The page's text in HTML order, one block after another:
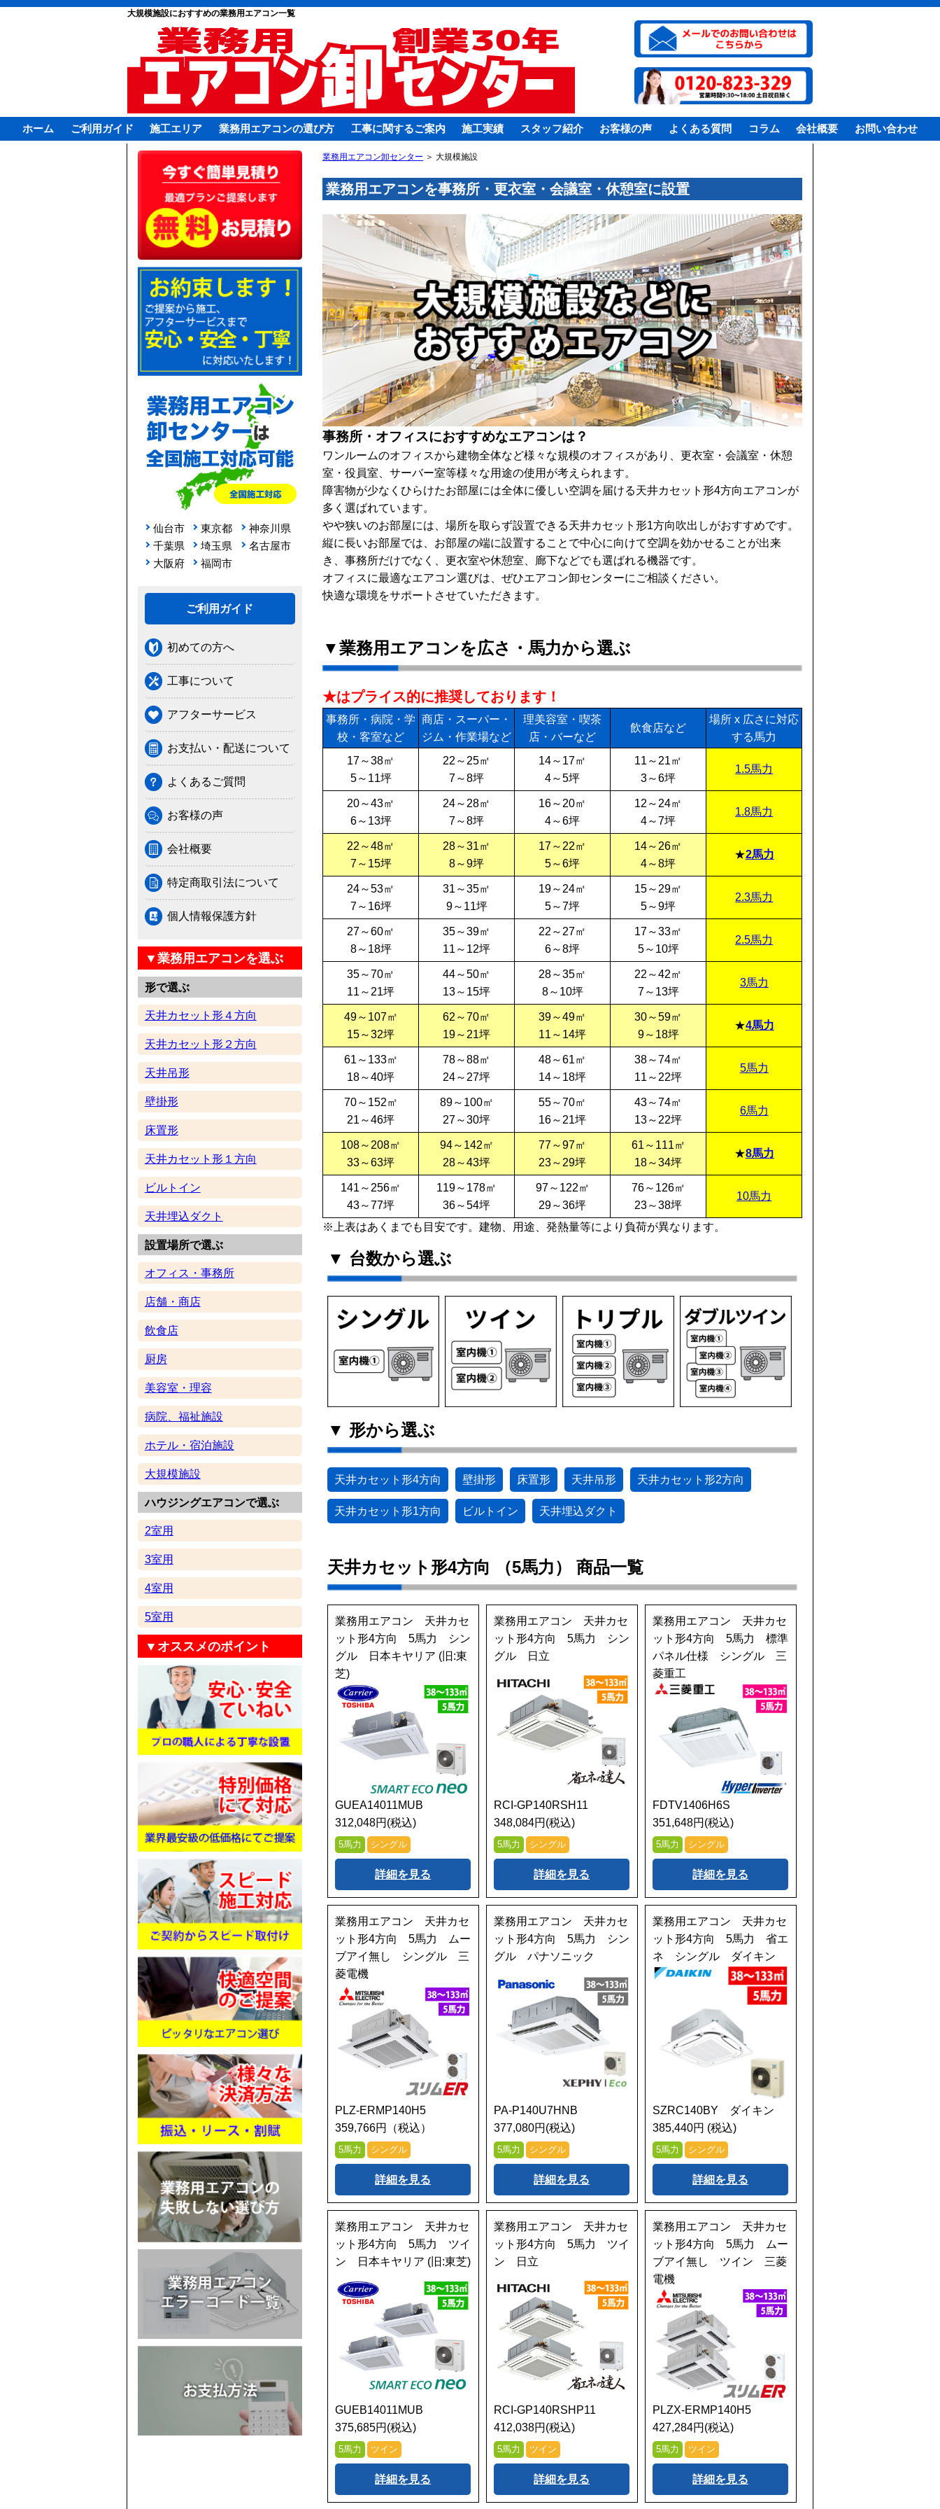
大規模施設におすすめの業務用エアコン一覧
ホーム ご利用ガイド 施工エリア 業務用エアコンの選び方 工事に関するご案内 施工実績 スタッフ紹介 お客様の声 よくある質問 コラム 会社概要 お問い合わせ
仙台市 東京都
神奈川県
千葉県
埼玉県
名古屋市
大阪府
福岡市
ご利用ガイド
初めての方へ
工事について
アフターサービス
お支払い・配送について
よくあるご質問
お客様の声
会社概要
特定商取引法について
個人情報保護方針
▼業務用エアコンを選ぶ
形で選ぶ
天井カセット形４方向
天井カセット形２方向
天井吊形
壁掛形
床置形
天井カセット形１方向
ビルトイン
天井埋込ダクト
設置場所で選ぶ
オフィス・事務所
店舗・商店
飲食店
厨房
美容室・理容
病院、福祉施設
ホテル・宿泊施設
大規模施設
ハウジングエアコンで選ぶ
2室用
3室用
4室用
5室用
▼オススメのポイント
業務用エアコン卸センター ＞ 大規模施設
業務用エアコンを事務所・更衣室・会議室・休憩室に設置
事務所・オフィスにおすすめなエアコンは？
ワンルームのオフィスから建物全体など様々な規模のオフィスがあり、更衣室・会議室・休憩
室・役員室、サーバー室等様々な用途の使用が考えられます。
障害物が少なくひらけたお部屋には全体に優しい空調を届ける天井カセット形4方向エアコンが
多く選ばれています。
やや狭いのお部屋には、場所を取らず設置できる天井カセット形1方向吹出しがおすすめです。
縦に長いお部屋では、お部屋の端に設置することで中心に向けて空調を効かせることが出来
き、事務所だけでなく、更衣室や休憩室、廊下などでも選ばれる機器です。
オフィスに最適なエアコン選びは、ぜひエアコン卸センターにご相談ください。
快適な環境をサポートさせていただきます。
▼業務用エアコンを広さ・馬力から選ぶ
★はプライス的に推奨しております！
事務所・病院・学
校・客室など
商店・スーパー・
ジム・作業場など
理美容室・喫茶
店・バーなど
飲食店など
場所 x 広さに対応
する馬力
17～38㎡
5～11坪
22～25㎡
7～8坪
14～17㎡
4～5坪
11～21㎡
3～6坪
1.5馬力
20～43㎡
6～13坪
24～28㎡
7～8坪
16～20㎡
4～6坪
12～24㎡
4～7坪
1.8馬力
22～48㎡
7～15坪
28～31㎡
8～9坪
17～22㎡
5～6坪
14～26㎡
4～8坪
2馬力
24～53㎡
7～16坪
31～35㎡
9～11坪
19～24㎡
5～7坪
15～29㎡
5～9坪
2.3馬力
27～60㎡
8～18坪
35～39㎡
11～12坪
22～27㎡
6～8坪
17～33㎡
5～10坪
2.5馬力
35～70㎡
11～21坪
44～50㎡
13～15坪
28～35㎡
8～10坪
22～42㎡
7～13坪
3馬力
49～107㎡
15～32坪
62～70㎡
19～21坪
39～49㎡
11～14坪
30～59㎡
9～18坪
4馬力
61～133㎡
18～40坪
78～88㎡
24～27坪
48～61㎡
14～18坪
38～74㎡
11～22坪
5馬力
70～152㎡
21～46坪
89～100㎡
27～30坪
55～70㎡
16～21坪
43～74㎡
13～22坪
6馬力
108～208㎡
33～63坪
94～142㎡
28～43坪
77～97㎡
23～29坪
61～111㎡
18～34坪
8馬力
141～256㎡
43～77坪
119～178㎡
36～54坪
97～122㎡
29～36坪
76～126㎡
23～38坪
10馬力
※上表はあくまでも目安です。建物、用途、発熱量等により負荷が異なります。
▼ 台数から選ぶ
▼ 形から選ぶ
天井カセット形4方向 壁掛形 床置形 天井吊形 天井カセット形2方向
天井カセット形1方向 ビルトイン 天井埋込ダクト
天井カセット形4方向 （5馬力） 商品一覧
業務用エアコン 天井カセ
ット形4方向 5馬力 シン
グル 日本キヤリア (旧:東
芝)
GUEA14011MUB
312,048円(税込)
5馬力 シングル
詳細を見る
業務用エアコン 天井カセ
ット形4方向 5馬力 シン
グル 日立
RCI-GP140RSH11
348,084円(税込)
5馬力 シングル
詳細を見る
業務用エアコン 天井カセ
ット形4方向 5馬力 標準
パネル仕様 シングル 三
菱重工
FDTV1406H6S
351,648円(税込)
5馬力 シングル
詳細を見る
業務用エアコン 天井カセ
ット形4方向 5馬力 ムー
ブアイ無し シングル 三
菱電機
PLZ-ERMP140H5
359,766円（税込）
5馬力 シングル
詳細を見る
業務用エアコン 天井カセ
ット形4方向 5馬力 シン
グル パナソニック
PA-P140U7HNB
377,080円(税込)
5馬力 シングル
詳細を見る
業務用エアコン 天井カセ
ット形4方向 5馬力 省エ
ネ シングル ダイキン
SZRC140BY ダイキン
385,440円 (税込)
5馬力 シングル
詳細を見る
業務用エアコン 天井カセ
ット形4方向 5馬力 ツイ
ン 日本キヤリア (旧:東芝)
GUEB14011MUB
375,685円(税込)
5馬力 ツイン
詳細を見る
業務用エアコン 天井カセ
ット形4方向 5馬力 ツイ
ン 日立
RCI-GP140RSHP11
412,038円(税込)
5馬力 ツイン
詳細を見る
業務用エアコン 天井カセ
ット形4方向 5馬力 ムー
ブアイ無し ツイン 三菱
電機
PLZX-ERMP140H5
427,284円(税込)
5馬力 ツイン
詳細を見る